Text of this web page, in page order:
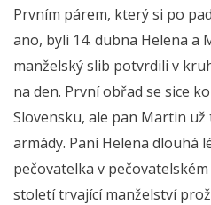
Prvním párem, který si po
ano, byli 14. dubna Helena a
manželský slib potvrdili v
na den. První obřad se sice
Slovensku, ale pan Martin už
armády. Paní Helena dlouhá
pečovatelka v
století trvající manželství